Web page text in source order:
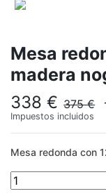
Mesa
madera
338 € 375 €
Impuestos incluidos
Mesa redonda con